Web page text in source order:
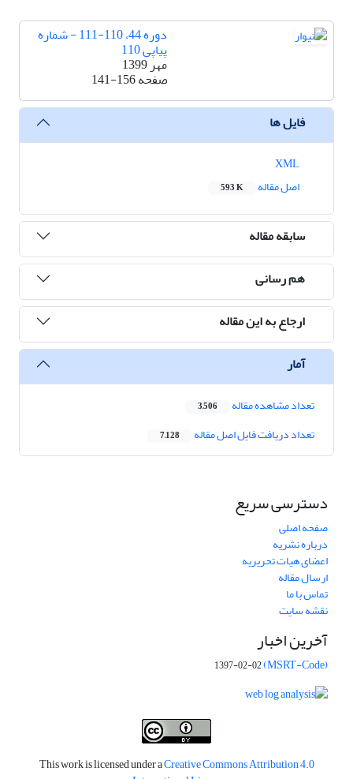
دوره 44، 110-111 - شماره
پیاپی 110
مهر 1399
صفحه141-156
فایل ها
اصل مقاله
593 K
سابقه مقاله
هم رسانی
ارجاع به این مقاله
آمار
تعداد مشاهده مقاله 3,506
تعداد دریافت فایل اصل مقاله 7,128
دسترسی سریع
صفحه اصلی
درباره نشریه
اعضای هیات تحریریه
ارسال مقاله
تماس با ما
نقشه سایت
آخرین اخبار
(MSRT-Code)
1397-02-02
This work is licensed under aCreative Commons Attribution 4.0